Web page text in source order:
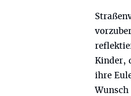
Kinder,
ihre